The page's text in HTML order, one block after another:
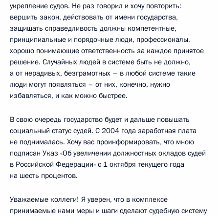
укрепление судов. Не раз говорил и хочу повторить:
вершить закон, действовать от имени государства,
защищать справедливость должны компетентные,
принципиальные и порядочные люди, профессионалы,
хорошо понимающие ответственность за каждое принятое
решение. Случайных людей в системе быть не должно,
а от нерадивых, безграмотных – в любой системе такие
люди могут появляться – от них, конечно, нужно
избавляться, и как можно быстрее.
В свою очередь государство будет и дальше повышать
социальный статус судей. С 2004 года заработная плата
не поднималась. Хочу вас проинформировать, что мною
подписан Указ «Об увеличении должностных окладов судей
в Российской Федерации» с 1 октября текущего года
на шесть процентов.
Уважаемые коллеги! Я уверен, что в комплексе
принимаемые нами меры и шаги сделают судебную систему